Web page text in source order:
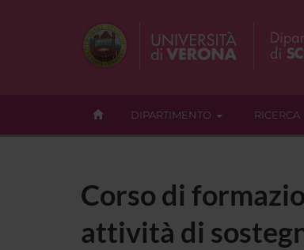
DIPARTIMENTO RICERCA
Corso di
attività di